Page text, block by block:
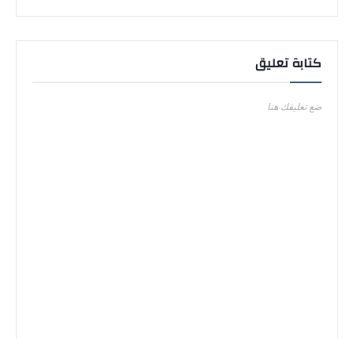
كتابة تعليق
ضع تعليقك هنا